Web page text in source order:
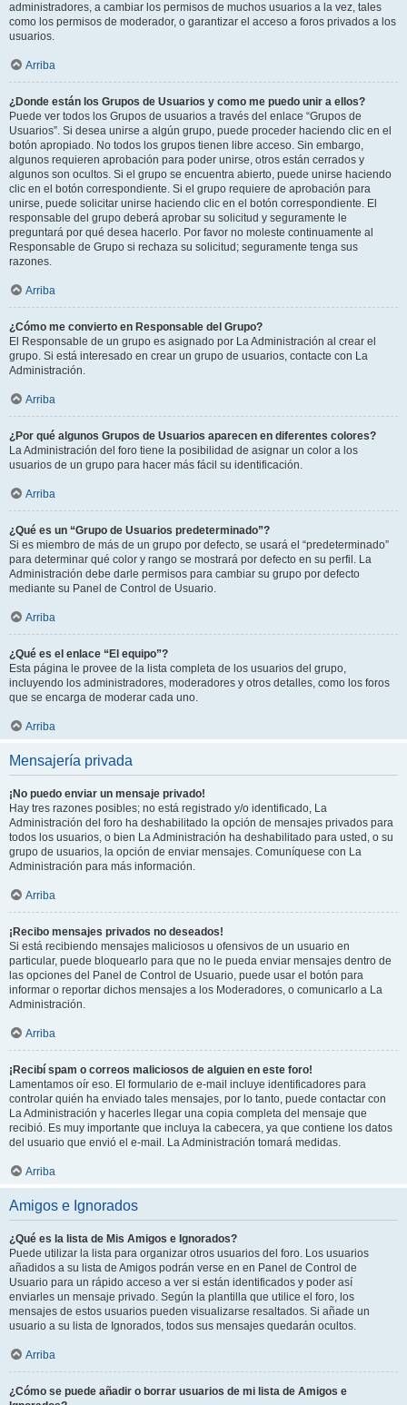
administradores, a cambiar los permisos de muchos usuarios a la vez, tales
como los permisos de moderador, o garantizar el acceso a foros privados a los
usuarios.
Arriba
¿Donde están los Grupos de Usuarios y como me puedo unir a ellos?
Puede ver todos los Grupos de usuarios a través del enlace “Grupos de
Usuarios”. Si desea unirse a algún grupo, puede proceder haciendo clic en el
botón apropiado. No todos los grupos tienen libre acceso. Sin embargo,
algunos requieren aprobación para poder unirse, otros están cerrados y
algunos son ocultos. Si el grupo se encuentra abierto, puede unirse haciendo
clic en el botón correspondiente. Si el grupo requiere de aprobación para
unirse, puede solicitar unirse haciendo clic en el botón correspondiente. El
responsable del grupo deberá aprobar su solicitud y seguramente le
preguntará por qué desea hacerlo. Por favor no moleste continuamente al
Responsable de Grupo si rechaza su solicitud; seguramente tenga sus
razones.
Arriba
¿Cómo me convierto en Responsable del Grupo?
El Responsable de un grupo es asignado por La Administración al crear el
grupo. Si está interesado en crear un grupo de usuarios, contacte con La
Administración.
Arriba
¿Por qué algunos Grupos de Usuarios aparecen en diferentes colores?
La Administración del foro tiene la posibilidad de asignar un color a los
usuarios de un grupo para hacer más fácil su identificación.
Arriba
¿Qué es un “Grupo de Usuarios predeterminado”?
Si es miembro de más de un grupo por defecto, se usará el “predeterminado”
para determinar qué color y rango se mostrará por defecto en su perfil. La
Administración debe darle permisos para cambiar su grupo por defecto
mediante su Panel de Control de Usuario.
Arriba
¿Qué es el enlace “El equipo”?
Esta página le provee de la lista completa de los usuarios del grupo,
incluyendo los administradores, moderadores y otros detalles, como los foros
que se encarga de moderar cada uno.
Arriba
Mensajería privada
¡No puedo enviar un mensaje privado!
Hay tres razones posibles; no está registrado y/o identificado, La
Administración del foro ha deshabilitado la opción de mensajes privados para
todos los usuarios, o bien La Administración ha deshabilitado para usted, o su
grupo de usuarios, la opción de enviar mensajes. Comuníquese con La
Administración para más información.
Arriba
¡Recibo mensajes privados no deseados!
Si está recibiendo mensajes maliciosos u ofensivos de un usuario en
particular, puede bloquearlo para que no le pueda enviar mensajes dentro de
las opciones del Panel de Control de Usuario, puede usar el botón para
informar o reportar dichos mensajes a los Moderadores, o comunicarlo a La
Administración.
Arriba
¡Recibí spam o correos maliciosos de alguien en este foro!
Lamentamos oír eso. El formulario de e-mail incluye identificadores para
controlar quién ha enviado tales mensajes, por lo tanto, puede contactar con
La Administración y hacerles llegar una copia completa del mensaje que
recibió. Es muy importante que incluya la cabecera, ya que contiene los datos
del usuario que envió el e-mail. La Administración tomará medidas.
Arriba
Amigos e Ignorados
¿Qué es la lista de Mis Amigos e Ignorados?
Puede utilizar la lista para organizar otros usuarios del foro. Los usuarios
añadidos a su lista de Amigos podrán verse en en Panel de Control de
Usuario para un rápido acceso a ver si están identificados y poder así
enviarles un mensaje privado. Según la plantilla que utilice el foro, los
mensajes de estos usuarios pueden visualizarse resaltados. Si añade un
usuario a su lista de Ignorados, todos sus mensajes quedarán ocultos.
Arriba
¿Cómo se puede añadir o borrar usuarios de mi lista de Amigos e